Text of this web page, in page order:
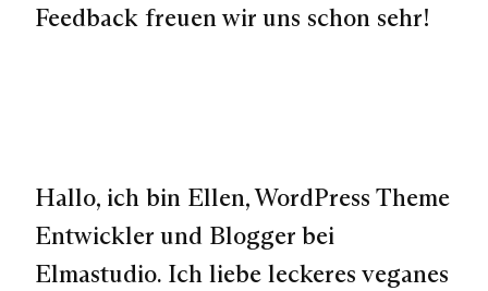
Feedback freuen wir uns schon sehr!
Hallo, ich bin Ellen, WordPress Theme
Entwickler und Blogger bei
Elmastudio. Ich liebe leckeres veganes